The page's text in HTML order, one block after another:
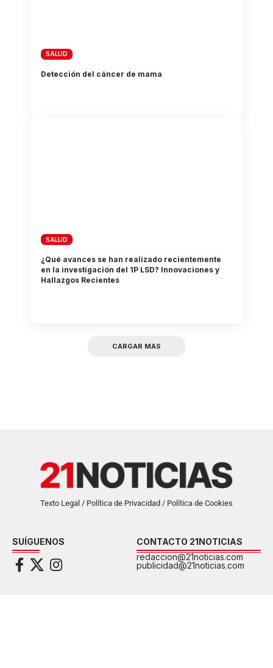
SALUD
Detección del cáncer de mama
SALUD
¿Qué avances se han realizado recientemente
en la investigación del 1P LSD? Innovaciones y
Hallazgos Recientes
CARGAR MAS
Texto Legal / Política de Privacidad / Política de Cookies
SUÍGUENOS
CONTACTO 21NOTICIAS
redaccion@21noticias.com
publicidad@21noticias.com